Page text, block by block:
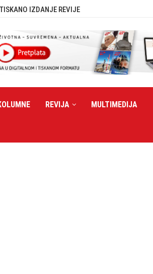
IZDANJE REVIJE
REVIJA MULTIMEDIJA